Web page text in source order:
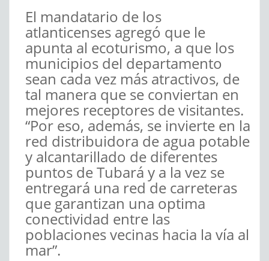
El mandatario de los
atlanticenses agregó que le
apunta al ecoturismo, a que los
municipios del departamento
sean cada vez más atractivos, de
tal manera que se conviertan en
mejores receptores de visitantes.
“Por eso, además, se invierte en la
red distribuidora de agua potable
y alcantarillado de diferentes
puntos de Tubará y a la vez se
entregará una red de carreteras
que garantizan una optima
conectividad entre las
poblaciones vecinas hacia la vía al
mar”.